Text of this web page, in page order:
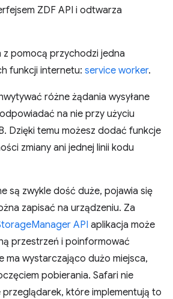
ZDF API i odtwarza
pomocą przychodzi jedna
funkcji internetu: service worker.
różne żądania wysyłane
na nie przy użyciu
Dzięki temu możesz dodać funkcje
zmiany ani jednej linii kodu
są zwykle dość duże, pojawia się
zapisać na urządzeniu. Za
API aplikacja może
przestrzeń i poinformować
ma wystarczająco dużo miejsca,
pobierania. Safari nie
przeglądarek, które implementują to